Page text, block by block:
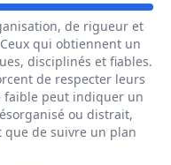
de rigueur et
qui obtiennent un
disciplinés et fiables.
de respecter leurs
faible peut indiquer un
ou distrait,
de suivre un plan